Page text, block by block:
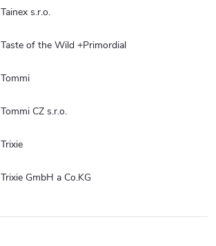
Tainex s.r.o.
Taste of the Wild +Primordial
Tommi
Tommi CZ s.r.o.
Trixie
Trixie GmbH a Co.KG